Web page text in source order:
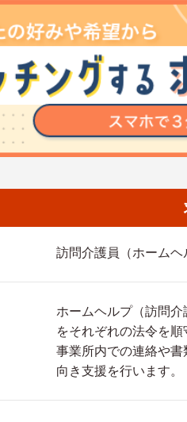
訪問介護員（ホーム
ホームヘルプ（訪問
をそれぞれの法令を順
事業所内での連絡や
向き支援を行います。